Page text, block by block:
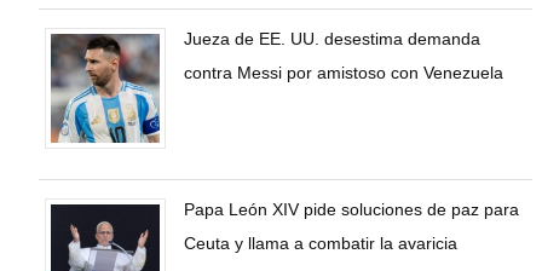
Jueza de EE. UU. desestima demanda
contra Messi por amistoso con Venezuela
Papa León XIV pide soluciones de paz para
Ceuta y llama a combatir la avaricia